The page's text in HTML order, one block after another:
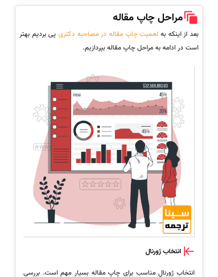
مراحل چاپ مقاله
بعد از اینکه به اهمیت چاپ مقاله در مصاحبه دکتری پی بردیم بهتر
است در ادامه به مراحل چاپ مقاله بپردازیم.
انتخاب ژورنال
انتخاب ژورنال مناسب برای چاپ مقاله بسیار مهم است. بررسی